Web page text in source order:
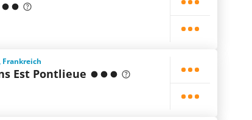
Frankreich
Est Pontlieue